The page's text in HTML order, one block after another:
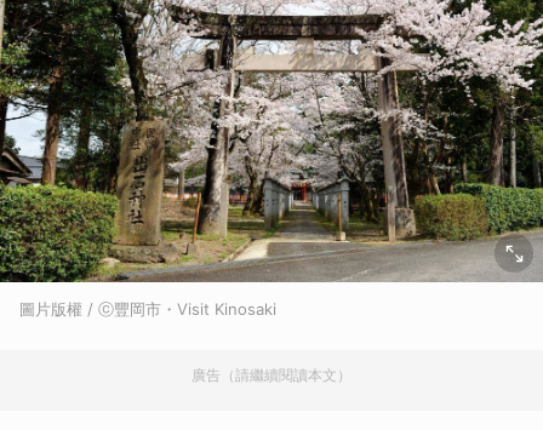
圖片版權 / ⓒ豐岡市・Visit Kinosaki
廣告（請繼續閱讀本文）